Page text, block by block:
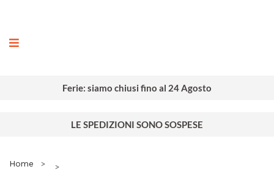
Ferie: siamo chiusi fino al 24 Agosto
LE SPEDIZIONI SONO SOSPESE
Home